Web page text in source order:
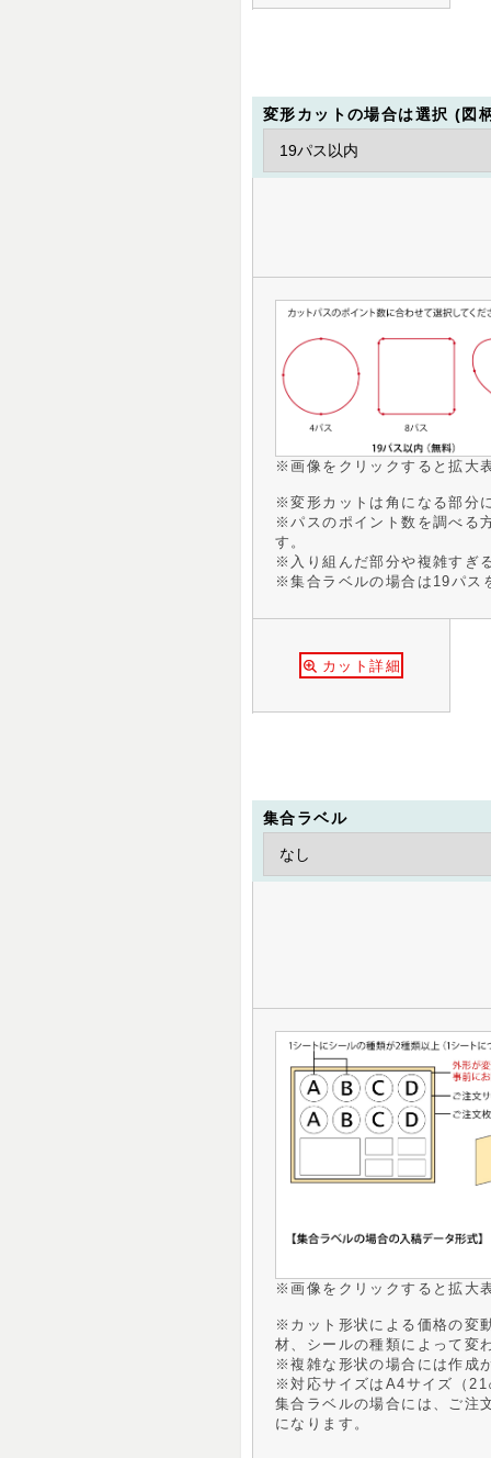
変形カットの場合は選択 (図
※画像をクリックすると拡大
※変形カットは角になる部分
※パスのポイント数を調べる
す。
※入り組んだ部分や複雑すぎ
※集合ラベルの場合は19パス
カット詳細
集合ラベル
※画像をクリックすると拡大
※カット形状による価格の変
材、シールの種類によって変
※複雑な形状の場合には作成
※対応サイズはA4サイズ（
集合ラベルの場合には、ご注
になります。